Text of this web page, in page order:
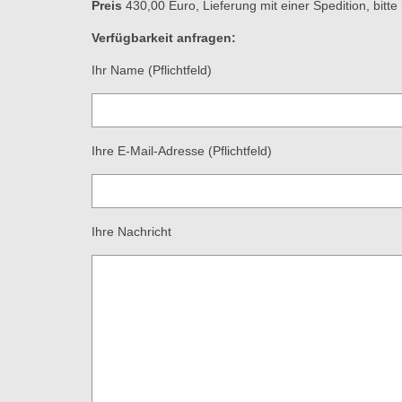
Preis 430,00 Euro, Lieferung mit einer Spedition,
Verfügbarkeit anfragen:
Ihr Name (Pflichtfeld)
Ihre E-Mail-Adresse (Pflichtfeld)
Ihre Nachricht